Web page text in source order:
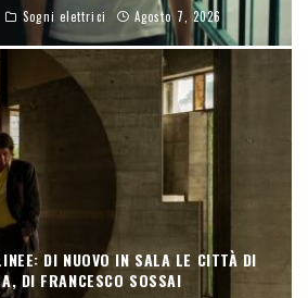
Sogni elettrici Agosto 7, 2026
DI NUOVO IN SALA LE CITTÀ DI
DI FRANCESCO SOSSAI